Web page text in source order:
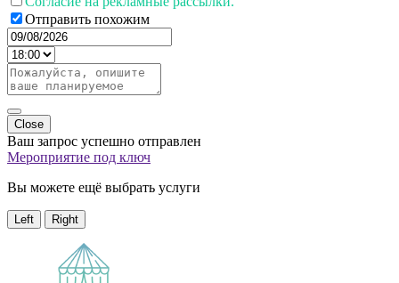
Отправить похожим
Close
Ваш запрос успешно отправлен
Мероприятие под ключ
Вы можете ещё выбрать услуги
Left Right